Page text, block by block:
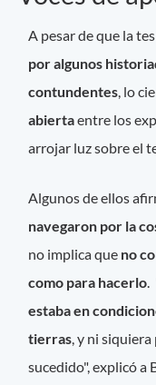
A pesar de que la
por algunos
contundentes, lo
abiertaentre los
arrojar luz sobre el
Algunos de ellos
navegaron por la
no implica que no
como para hacerlo.
estaba en
tierras, y ni
sucedido", explicó a